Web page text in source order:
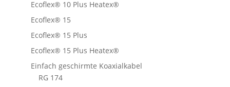
Ecoflex® 10 Plus Heatex®
Ecoflex® 15
Ecoflex® 15 Plus
Ecoflex® 15 Plus Heatex®
Einfach geschirmte Koaxialkabel
RG 174